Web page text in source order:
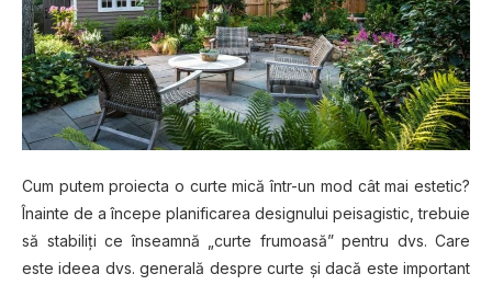
Cum putem proiecta o curte mică într-un mod cât mai estetic?
Înainte de a începe planificarea designului peisagistic, trebuie
să stabiliţi ce înseamnă „curte frumoasă” pentru dvs. Care
este ideea dvs. generală despre curte şi dacă este important